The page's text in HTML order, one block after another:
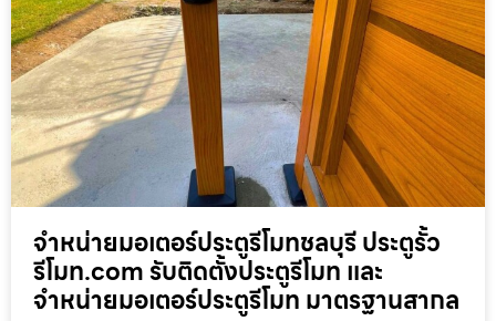
จำหน่ายมอเตอร์ประตูรีโมทชลบุรี ประตูรั้ว
รีโมท.com รับติดตั้งประตูรีโมท และ
จำหน่ายมอเตอร์ประตูรีโมท มาตรฐานสากล